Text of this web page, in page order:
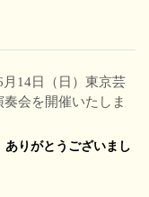
14日（日）東京芸
会を開催いたしま
りがとうございまし